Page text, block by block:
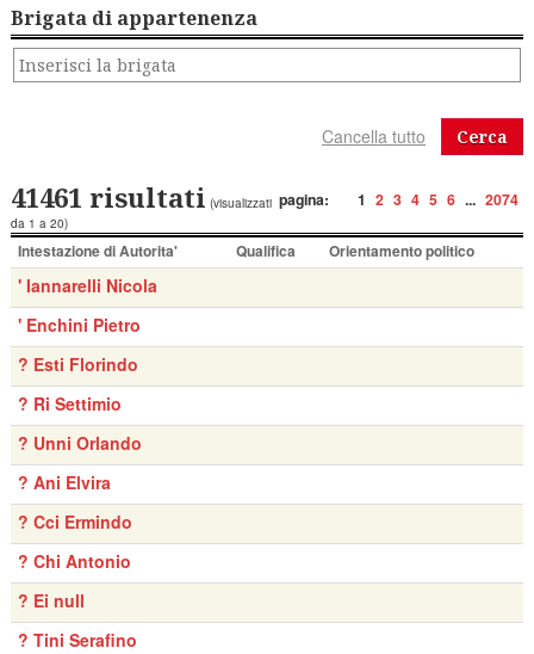
Brigata di appartenenza
Cerca
pagina: 1 2 3 4 5 6 ... 2074
41461 risultati (visualizzati
da 1 a 20)
Intestazione di Autorita' Qualifica Orientamento politico
' Iannarelli Nicola
' Enchini Pietro
? Esti Florindo
? Ri Settimio
? Unni Orlando
? Ani Elvira
? Cci Ermindo
? Chi Antonio
? Ei null
? Tini Serafino